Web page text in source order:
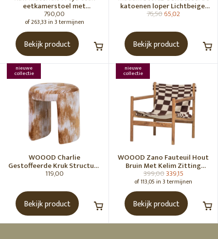
eetkamerstoel met
armleuning - Zwart (set of 2)
790,00
of 263,33 in 3 termijnen
Bekijk product
katoenen loper Lichtbeige,
gebroken wit, grijs, groen
76,5065,02
Bekijk product
nieuwe
collectie
WOOOD Charlie
Gestoffeerde Kruk Structuur
Stof Karamelbruin [Fsc]
119,00
Bekijk product
nieuwe
collectie
WOOOD Zano Fauteuil Hout
Bruin Met Kelim Zitting
Naturel
399,00339,15
of 113,05 in 3 termijnen
Bekijk product